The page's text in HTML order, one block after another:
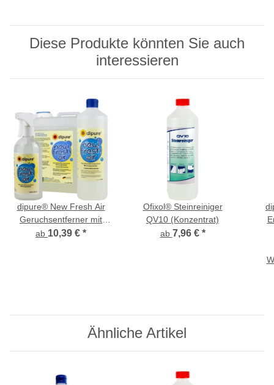
Diese Produkte könnten Sie auch
interessieren
dipure® New Fresh Air
Geruchsentferner mit
Mikroorganismen
ab 10,39 € *
Ofixol® Steinreiniger
QV10 (Konzentrat)
ab 7,96 € *
Ähnliche Artikel